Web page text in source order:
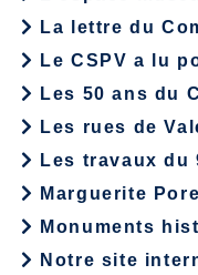
La lettre du
Le CSPV a lu
Les 50 ans du
Les rues de
Les travaux du
Marguerite
Monuments
Notre site